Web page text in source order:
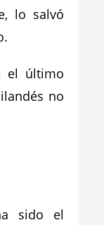
lo salvó
el último
no
sido el